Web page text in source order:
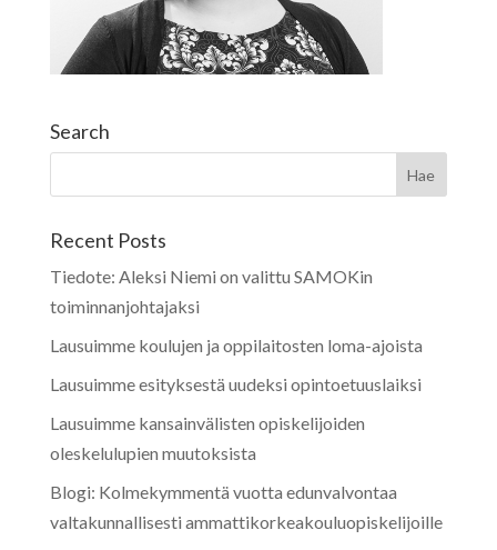
Search
Recent Posts
Tiedote: Aleksi Niemi on valittu SAMOKin
toiminnanjohtajaksi
Lausuimme koulujen ja oppilaitosten loma-ajoista
Lausuimme esityksestä uudeksi opintoetuuslaiksi
Lausuimme kansainvälisten opiskelijoiden
oleskelulupien muutoksista
Blogi: Kolmekymmentä vuotta edunvalvontaa
valtakunnallisesti ammattikorkeakouluopiskelijoille